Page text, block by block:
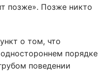
позже». Позже никто
о том, что
порядке
поведении